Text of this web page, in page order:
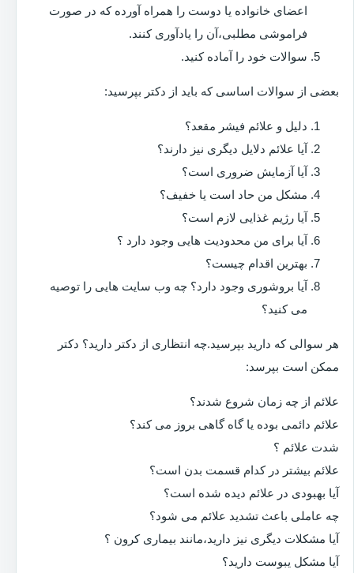
اعضای خانواده یا دوست را همراه آورده که در صورت
فراموشی مطلبی،آن را یادآوری کنند.
سوالات خود را آماده کنید.
بعضی از سوالات اساسی که باید از دکتر بپرسید:
دلیل و علائم فیشر مقعد؟
آیا علائم دلایل دیگری نیز دارند؟
آیا آزمایش ضروری است؟
مشکل من حاد است یا خفیف؟
آیا رژیم غذایی لازم است؟
آیا برای من محدودیت هایی وجود دارد ؟
بهترین اقدام چیست؟
آیا بروشوری وجود دارد؟ چه وب سایت هایی را توصیه
می کنید؟
هر سوالی که دارید بپرسید.چه انتظاری از دکتر دارید؟ دکتر
ممکن است بپرسد:
علائم از چه زمان شروع شدند؟
علائم دائمی بوده یا گاه گاهی بروز می کند؟
شدت علائم ؟
علائم بیشتر در کدام قسمت بدن است؟
آیا بهبودی در علائم دیده شده است؟
چه عاملی باعث تشدید علائم می شود؟
آیا مشکلات دیگری نیز دارید،مانند بیماری کرون ؟
آیا مشکل یبوست دارید؟